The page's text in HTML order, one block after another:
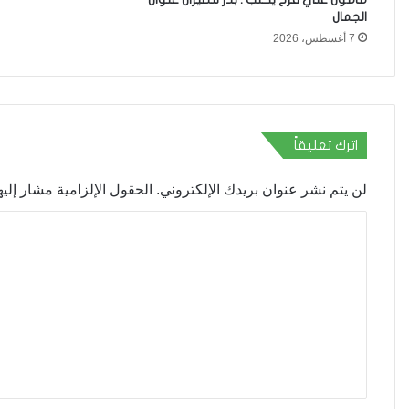
الجمال
7 أغسطس، 2026
اترك تعليقاً
لن يتم نشر عنوان بريدك الإلكتروني. الحقول الإلزامية مشار